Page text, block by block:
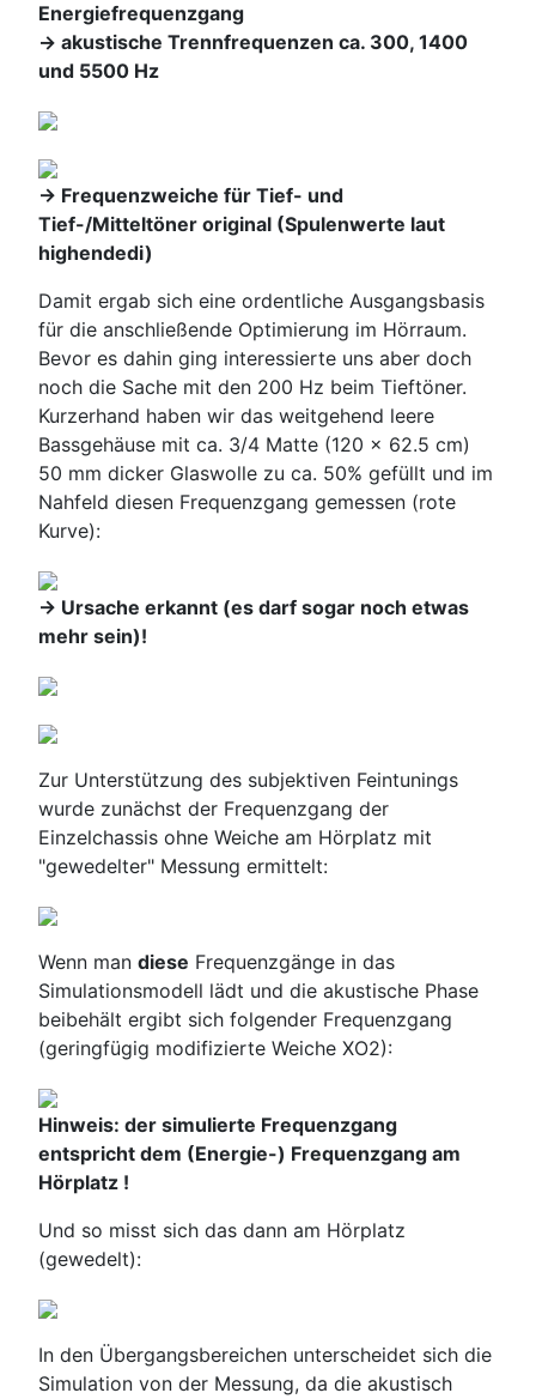
Energiefrequenzgang
-> akustische Trennfrequenzen ca. 300, 1400
und 5500 Hz
-> Frequenzweiche für Tief- und
Tief-/Mitteltöner original (Spulenwerte laut
highendedi)
Damit ergab sich eine ordentliche Ausgangsbasis
für die anschließende Optimierung im Hörraum.
Bevor es dahin ging interessierte uns aber doch
noch die Sache mit den 200 Hz beim Tieftöner.
Kurzerhand haben wir das weitgehend leere
Bassgehäuse mit ca. 3/4 Matte (120 x 62.5 cm)
50 mm dicker Glaswolle zu ca. 50% gefüllt und im
Nahfeld diesen Frequenzgang gemessen (rote
Kurve):
-> Ursache erkannt (es darf sogar noch etwas
mehr sein)!
Zur Unterstützung des subjektiven Feintunings
wurde zunächst der Frequenzgang der
Einzelchassis ohne Weiche am Hörplatz mit
"gewedelter" Messung ermittelt:
Wenn man diese Frequenzgänge in das
Simulationsmodell lädt und die akustische Phase
beibehält ergibt sich folgender Frequenzgang
(geringfügig modifizierte Weiche XO2):
Hinweis: der simulierte Frequenzgang
entspricht dem (Energie-) Frequenzgang am
Hörplatz !
Und so misst sich das dann am Hörplatz
(gewedelt):
In den Übergangsbereichen unterscheidet sich die
Simulation von der Messung, da die akustisch